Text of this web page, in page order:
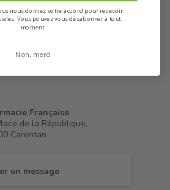
Française
de la République,
Carentan
un message
nous donnez votre accord pour recevoir
Vous pouvez vous désabonner à tout
moment.
Non, merci